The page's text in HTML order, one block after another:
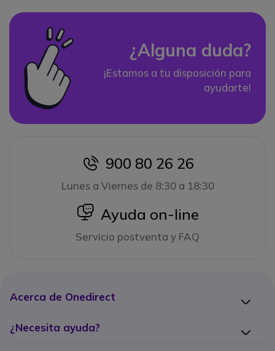
¿Alguna duda?
¡Estamos a tu disposición para
ayudarte!
icon
900 80 26 26
Lunes a Viernes de 8:30 a 18:30
icon
Ayuda on-line
Servicio postventa y FAQ
Acerca de Onedirect
¿Necesita ayuda?